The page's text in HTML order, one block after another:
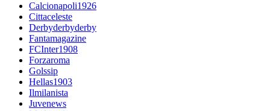
Calcionapoli1926
Cittaceleste
Derbyderbyderby
Fantamagazine
FCInter1908
Forzaroma
Golssip
Hellas1903
Ilmilanista
Juvenews